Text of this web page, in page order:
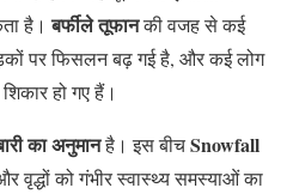
है।बर्फीले तूफानकी वजह से कई
पर फिसलन बढ़ गई है, और कई लोग
हो गए हैं।
का अनुमानहै। इस बीचSnowfall
वृद्धों को गंभीर स्वास्थ्य समस्याओं का